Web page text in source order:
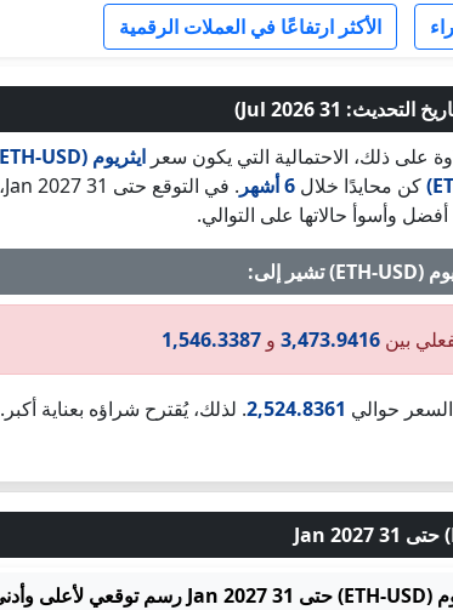
الأكثر ارتفاعًا في العملات الرقمية
على ذلك، الاحتمالية التي يكون سعرايثريوم (ETH-USD)
كن محايدًا خلال 6 أشهر
. في التوقع حتى 31 Jan 2027، سيصل سعر
وأسوأ حالاتها على التوالي.
بين 3,473.9416 و 1,546.3387
حوالي 2,524.8361. لذلك، يُقترح شراؤه بعناية أكبر.